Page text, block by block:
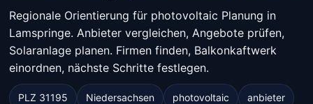
Regionale Orientierung für photovoltaic Planung in
Lamspringe. Anbieter vergleichen, Angebote prüfen,
Solaranlage planen. Firmen finden, Balkonkaftwerk
einordnen, nächste Schritte festlegen.
PLZ 31195 Niedersachsen photovoltaic anbieter